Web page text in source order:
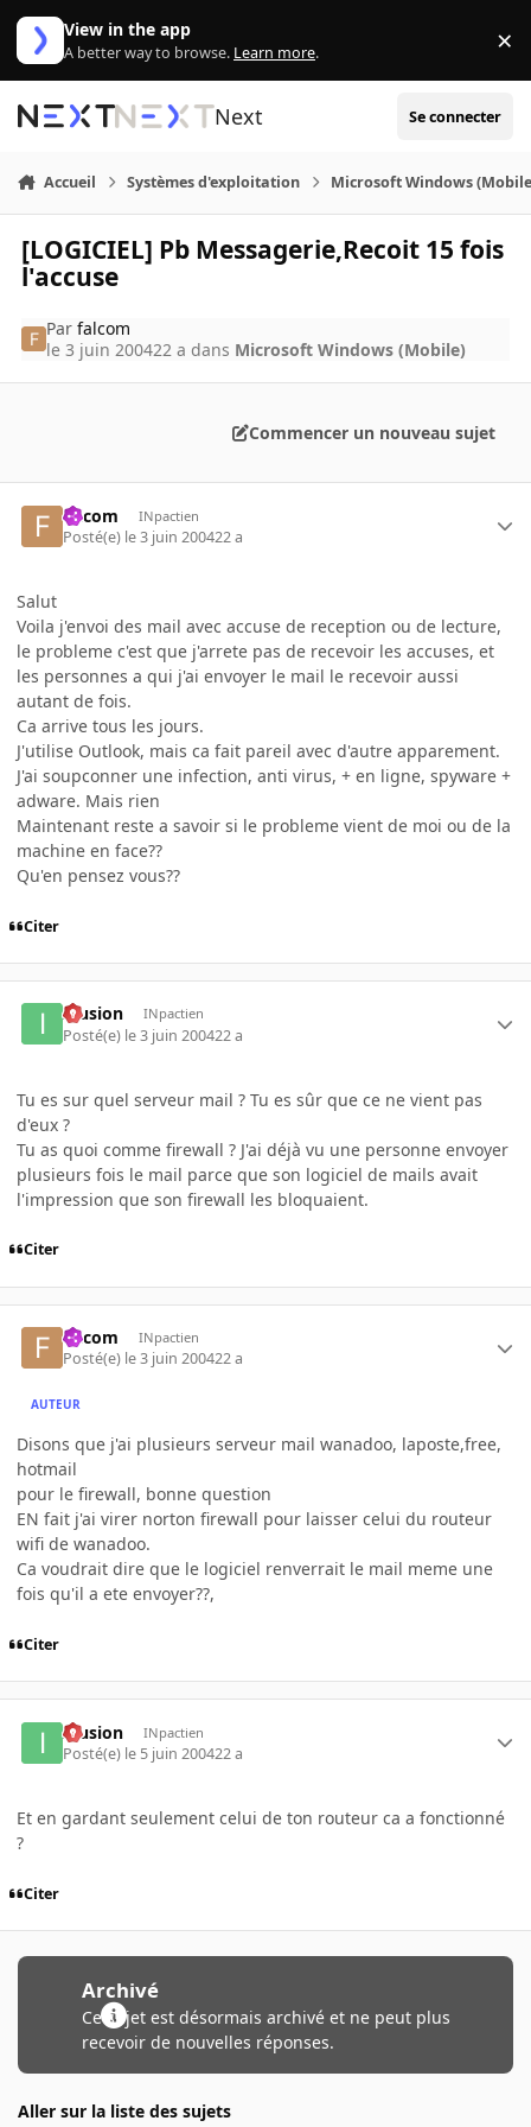
Aller au contenu
View in the app
A better way to browse. Learn more. ×
Next Se connecter
Accueil Systèmes d'exploitation Microsoft Windows
[LOGICIEL] Pb Messagerie,Recoit 15 fois
l'accuse
Parfalcom
le 3 juin 200422 a dans Microsoft Windows (Mobile)
Commencer un nouveau sujet
falcom INpactien
Posté(e) le 3 juin 200422 a
Salut
Voila j'envoi des mail avec accuse de reception ou de lecture,
le probleme c'est que j'arrete pas de recevoir les accuses, et
les personnes a qui j'ai envoyer le mail le recevoir aussi
autant de fois.
Ca arrive tous les jours.
J'utilise Outlook, mais ca fait pareil avec d'autre apparement.
J'ai soupconner une infection, anti virus, + en ligne, spyware +
adware. Mais rien
Maintenant reste a savoir si le probleme vient de moi ou de la
machine en face??
Qu'en pensez vous??
Citer
Illusion INpactien
Posté(e) le 3 juin 200422 a
Tu es sur quel serveur mail ? Tu es sûr que ce ne vient pas
d'eux ?
Tu as quoi comme firewall ? J'ai déjà vu une personne envoyer
plusieurs fois le mail parce que son logiciel de mails avait
l'impression que son firewall les bloquaient.
Citer
falcom INpactien
Posté(e) le 3 juin 200422 a
AUTEUR
Disons que j'ai plusieurs serveur mail wanadoo, laposte,free,
hotmail
pour le firewall, bonne question
EN fait j'ai virer norton firewall pour laisser celui du routeur
wifi de wanadoo.
Ca voudrait dire que le logiciel renverrait le mail meme une
fois qu'il a ete envoyer??,
Citer
Illusion INpactien
Posté(e) le 5 juin 200422 a
Et en gardant seulement celui de ton routeur ca a fonctionné
?
Citer
Archivé
Ce sujet est désormais archivé et ne peut plus
recevoir de nouvelles réponses.
Aller sur la liste des sujets